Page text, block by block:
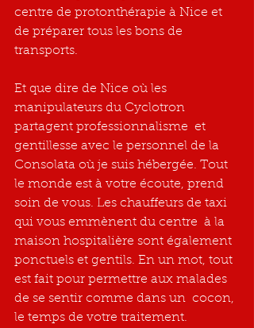
centre de protonthérapie à Nice et
de préparer tous les bons de
transports.
Et que dire de Nice où les
manipulateurs du Cyclotron
partagent professionnalisme  et
gentillesse avec le personnel de la
Consolata où je suis hébergée. Tout
le monde est à votre écoute, prend
soin de vous. Les chauffeurs de taxi
qui vous emmènent du centre  à la
maison hospitalière sont également
ponctuels et gentils. En un mot, tout
est fait pour permettre aux malades
de se sentir comme dans un  cocon,
le temps de votre traitement.